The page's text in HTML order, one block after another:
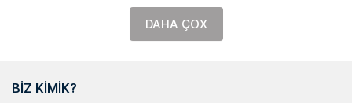
DAHA ÇOX
BIZ KIMIK?